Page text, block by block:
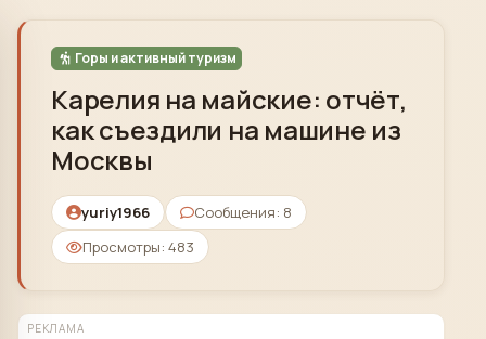
Горы и активный туризм
Карелия на майские: отчёт,
как съездили на машине из
Москвы
yuriy1966
Сообщения: 8
Просмотры: 483
РЕКЛАМА